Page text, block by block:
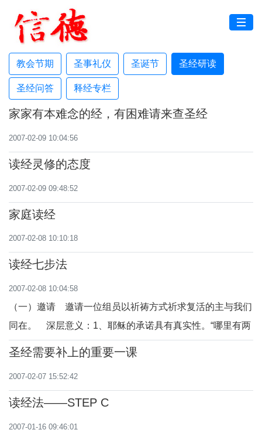
教会节期 圣事礼仪 圣诞节 圣经研读
圣经问答 释经专栏
家家有本难念的经，有困难请来查圣经
2007-02-09 10:04:56
读经灵修的态度
2007-02-09 09:48:52
家庭读经
2007-02-08 10:10:18
读经七步法
2007-02-08 10:04:58
（一）邀请 邀请一位组员以祈祷方式祈求复活的主与我们
同在。 深层意义：1、耶稣的承诺具有真实性。“哪里有两
三个人，因我的名字聚在一起，我就在他们中间。”（玛
（二）诵读经文 邀请大家打开…福音，第…章…
圣经需要补上的重要一课
2007-02-07 15:52:42
读经法——STEP C
2007-01-16 09:46:01